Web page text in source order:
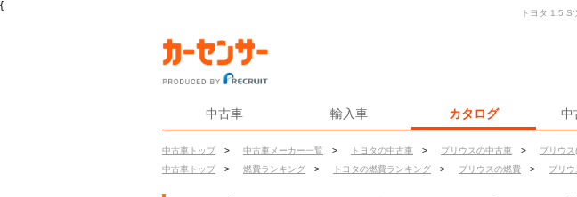
{
中古車 輸入車 カタログ 中
中古車トップ > 中古車メーカー一覧 > トヨタの中古車 > プリウスの中古車 > プリウ
中古車トップ
> 燃費ランキング > トヨタの燃費ランキング > プリウスの燃費 > プリ
トヨタ 1.5 S